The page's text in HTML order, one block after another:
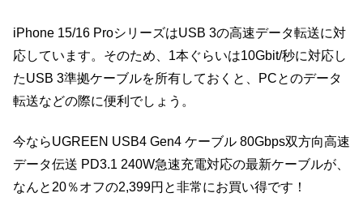
iPhone 15/16 ProシリーズはUSB 3の高速データ転送に対
応しています。そのため、1本ぐらいは10Gbit/秒に対応し
たUSB 3準拠ケーブルを所有しておくと、PCとのデータ
転送などの際に便利でしょう。
今ならUGREEN USB4 Gen4 ケーブル 80Gbps双方向高速
データ伝送 PD3.1 240W急速充電対応の最新ケーブルが、
なんと20％オフの2,399円と非常にお買い得です！